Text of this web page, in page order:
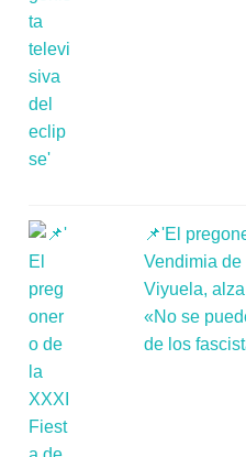
📌'El
Vendimia
Viyuela,
«No se
de los